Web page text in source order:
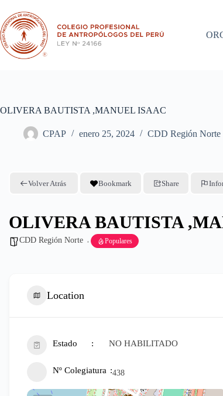
contenido
OLIVERA BAUTISTA ,MANUEL ISAAC
CPAP enero 25, 2024 CDD Región Norte
Volver Atrás Bookmark Share
OLIVERA BAUTISTA
CDD Región Norte Populares
Location
Estado NO HABILITADO
Nº Colegiatura 438